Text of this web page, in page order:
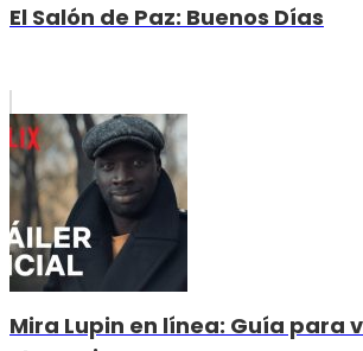
El Salón de Paz: Buenos Días
Mira Lupin en línea: Guía para